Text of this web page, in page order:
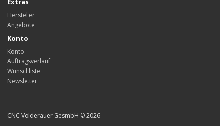
Extras
Hersteller
Angebote
Konto
Konto
Auftragsverlauf
Wunschliste
Newsletter
CNC Volderauer GesmbH © 2026